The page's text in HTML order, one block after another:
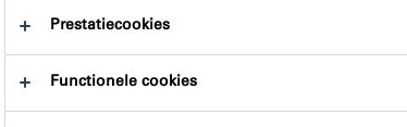
Prestatiecookies
Functionele cookies